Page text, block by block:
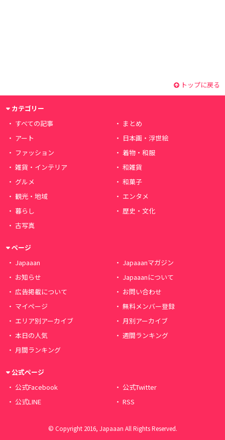
トップに戻る
カテゴリー
すべての記事
まとめ
アート
日本画・浮世絵
ファッション
着物・和服
雑貨・インテリア
和雑貨
グルメ
和菓子
観光・地域
エンタメ
暮らし
歴史・文化
古写真
ページ
Japaaan
Japaaanマガジン
お知らせ
Japaaanについて
広告掲載について
お問い合わせ
マイページ
無料メンバー登録
エリア別アーカイブ
月別アーカイブ
本日の人気
週間ランキング
月間ランキング
公式ページ
公式Facebook
公式Twitter
公式LINE
RSS
© Copyright 2016, Japaaan All Rights Reserved.